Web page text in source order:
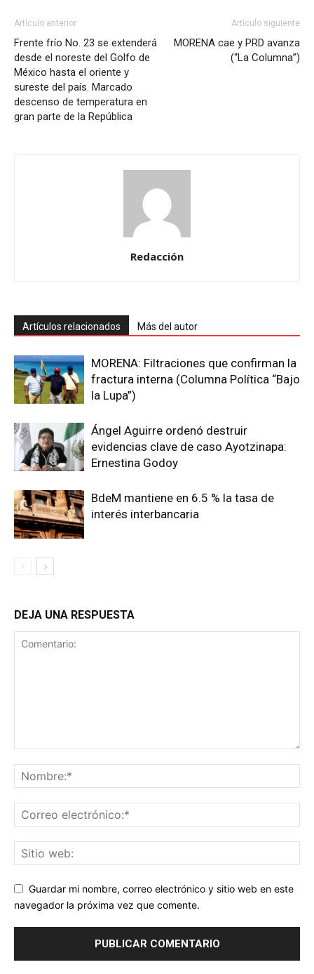
Artículo anterior
Frente frío No. 23 se extenderá
desde el noreste del Golfo de
México hasta el oriente y
sureste del país. Marcado
descenso de temperatura en
gran parte de la República
Artículo siguiente
MORENA cae y PRD avanza
(“La Columna”)
Redacción
Artículos relacionados Más del autor
MORENA: Filtraciones que confirman la
fractura interna (Columna Política “Bajo
la Lupa”)
Ángel Aguirre ordenó destruir
evidencias clave de caso Ayotzinapa:
Ernestina Godoy
BdeM mantiene en 6.5 % la tasa de
interés interbancaria
DEJA UNA RESPUESTA
Guardar mi nombre, correo electrónico y sitio web en este
navegador la próxima vez que comente.